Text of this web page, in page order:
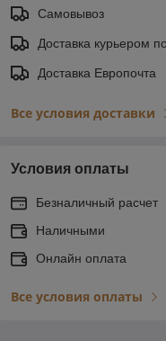
Самовывоз
Доставка курьером
Доставка Европочта
Все условия доставки
Условия оплаты
Безналичный расчет
Наличными
Онлайн оплата
Все условия оплаты